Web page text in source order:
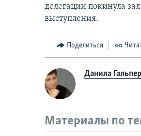
делегации покинула
выступления.
Поделиться
Данила
Материалы по